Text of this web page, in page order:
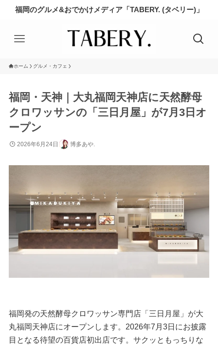
福岡のグルメ&おでかけメディア「TABERY. (タベリー)」
ホーム グルメ・カフェ
福岡・天神｜大丸福岡天神店に天然酵母
クロワッサンの「三日月屋」が7月3日オ
ープン
2026年6月24日 博多あや.
福岡発の天然酵母クロワッサン専門店「三日月屋」が大
丸福岡天神店にオープンします。2026年7月3日にお披露
目となる待望の百貨店初出店です。サクッともっちりな